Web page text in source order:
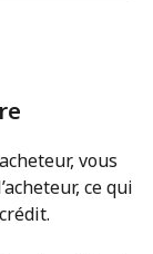
vous
ce qui